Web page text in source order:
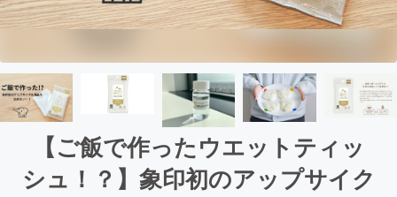
【ご飯で作ったウエットティッ
シュ！？】象印初のアップサイク